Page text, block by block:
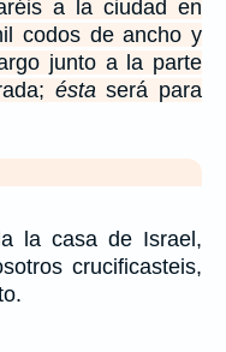
a la ciudad en
codos de ancho y
junto a la parte
éstaserá para
la casa de Israel,
crucificasteis,